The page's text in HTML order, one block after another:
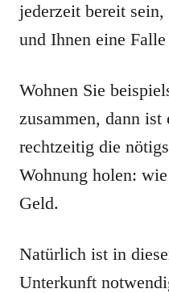
jederzeit bereit
und Ihnen eine
Wohnen Sie
zusammen, dann
rechtzeitig die
Wohnung holen:
Geld.
Natürlich ist in
Unterkunft